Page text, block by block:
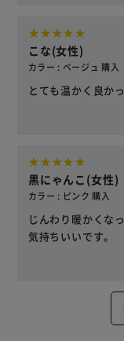
こな(女性)
カラー : ベージュ 購入
とても温かく良か
黒にゃんこ(女性)
カラー : ピンク 購入
じんわり暖かくな
気持ちいいです。